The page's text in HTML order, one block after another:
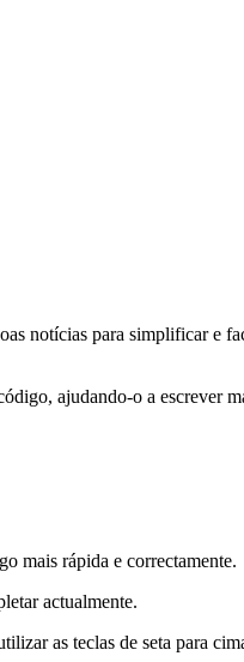
notícias para simplificar e
ajudando-o a escrever
mais rápida e correctamente.
actualmente.
as teclas de seta para